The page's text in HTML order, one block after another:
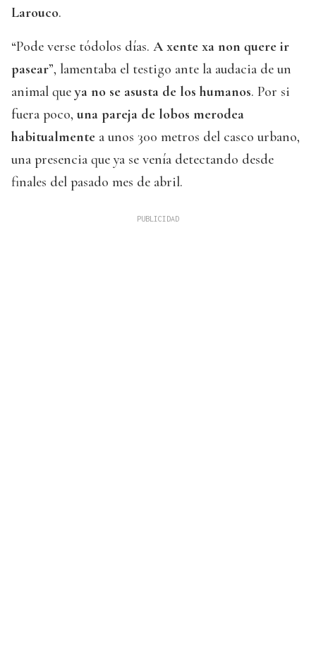
Larouco.
“Pode verse tódolos días. A xente xa non quere ir
pasear”, lamentaba el testigo ante la audacia de un
animal queya no se asusta de los humanos. Por si
fuera poco, una pareja de lobos merodea
habitualmente a unos 300 metros del casco urbano,
una presencia que ya se venía detectando desde
finales del pasado mes de abril.